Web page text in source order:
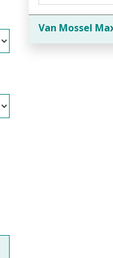
Van Mossel